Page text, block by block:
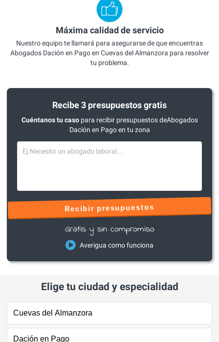
Máxima calidad de servicio
Nuestro equipo te llamará para asegurarse de que encuentras
Abogados Dación en Pago en Cuevas del Almanzora para resolver
tu problema.
Recibe 3 presupuestos gratis
Cuéntanos tu casopara recibir presupuestos deAbogados
Dación en Pago en tu zona
Recibir presupuestos
Gratis y sin compromiso
Averigua como funciona
Elige tu ciudad y especialidad